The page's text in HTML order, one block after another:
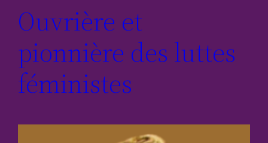
Ouvrière et
pionnière des luttes
féministes